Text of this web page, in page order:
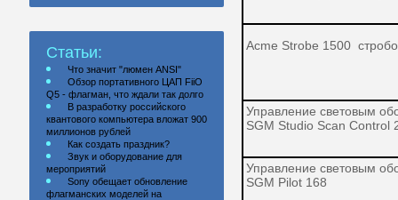
Статьи:
Что значит "люмен ANSI"
Обзор портативного ЦАП FiiO
Q5 - флагман, что ждали так долго
В разработку российского
квантового компьютера вложат 900
миллионов рублей
Как создать праздник?
Звук и оборудование для
мероприятий
Sony обещает обновление
флагманских моделей на
Acme Strobe 1500
Управление световым
SGM Studio Scan Control
Управление световым
SGM Pilot 168